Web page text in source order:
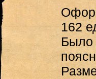
162
Было